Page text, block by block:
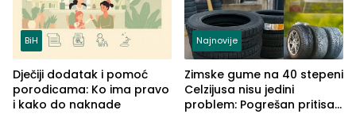
BiH
Dječiji dodatak i pomoć
porodicama: Ko ima pravo
i kako do naknade
Najnovije
Zimske gume na 40 stepeni
Celzijusa nisu jedini
problem: Pogrešan pritisak